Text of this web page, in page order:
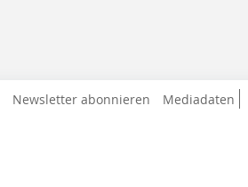
Newsletter abonnieren Mediadaten